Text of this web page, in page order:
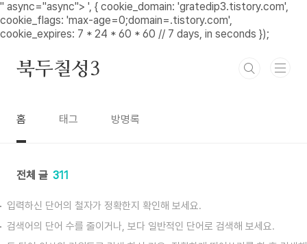
" async="async"> ', { cookie_domain: 'gratedip3.tistory.com',
cookie_flags: 'max-age=0;domain=.tistory.com',
cookie_expires: 7 * 24 * 60 * 60 // 7 days, in seconds });
본문 바로가기
북두칠성3
홈 태그 방명록
전체 글 311
입력하신 단어의 철자가 정확한지 확인해 보세요.
검색어의 단어 수를 줄이거나, 보다 일반적인 단어로 검색해 보세요.